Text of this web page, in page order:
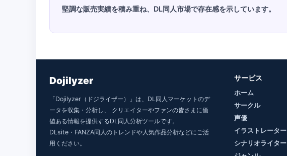
堅調な販売実績を積み重ね、DL同人市場で存在感を示しています。
Dojilyzer
「Dojilyzer（ドジライザー）」は、DL同人マーケットのデ
ータを収集・分析し、 クリエイターやファンの皆さまに価
値ある情報を提供するDL同人分析ツールです。
DLsite・FANZA同人のトレンドや人気作品分析などにご活
用ください。
サービス
ホーム
サークル
声優
イラストレーター
シナリオライター